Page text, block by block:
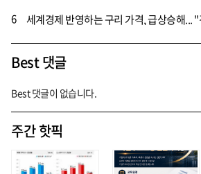
6
Best 댓글
Best 댓글이 없습니다.
주간 핫픽